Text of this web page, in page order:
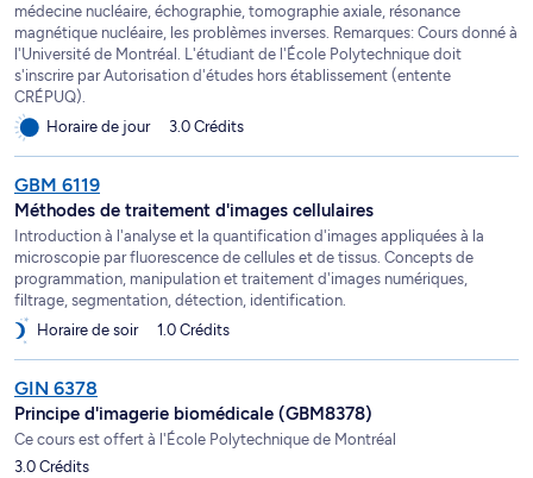
médecine nucléaire, échographie, tomographie axiale, résonance
magnétique nucléaire, les problèmes inverses. Remarques: Cours donné à
l'Université de Montréal. L'étudiant de l'École Polytechnique doit
s'inscrire par Autorisation d'études hors établissement (entente
CRÉPUQ).
Horaire de jour
3.0 Crédits
GBM 6119
Méthodes de traitement d'images cellulaires
Introduction à l'analyse et la quantification d'images appliquées à la
microscopie par fluorescence de cellules et de tissus. Concepts de
programmation, manipulation et traitement d'images numériques,
filtrage, segmentation, détection, identification.
Horaire de soir
1.0 Crédits
GIN 6378
Principe d'imagerie biomédicale (GBM8378)
Ce cours est offert à l'École Polytechnique de Montréal
3.0 Crédits